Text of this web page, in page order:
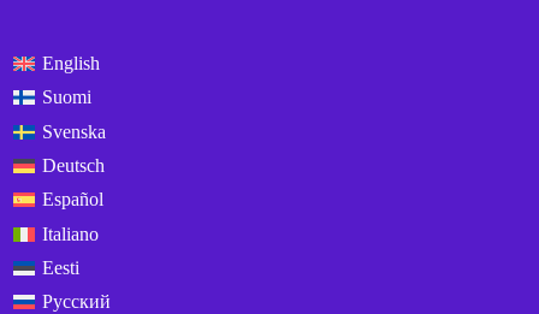
English
Suomi
Svenska
Deutsch
Español
Italiano
Eesti
Русский